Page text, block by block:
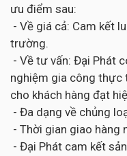
ưu điểm sau:
- Về giá cả: Cam kết
trường.
- Về tư vấn: Đại Phát
nghiệm gia công thực
cho khách hàng đạt
- Đa dạng về chủng
- Thời gian giao hàng
- Đại Phát cam kết